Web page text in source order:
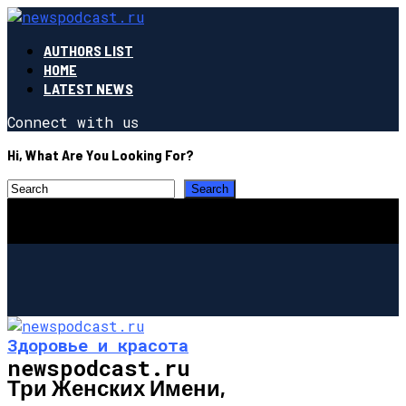
AUTHORS LIST
HOME
LATEST NEWS
Connect with us
Hi, What Are You Looking For?
newspodcast.ru
Здоровье и красота
Три Женских Имени,